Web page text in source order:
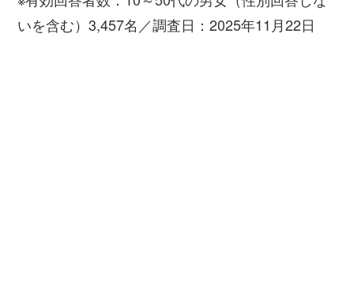
いを含む）3,457名／調査日：2025年11月22日